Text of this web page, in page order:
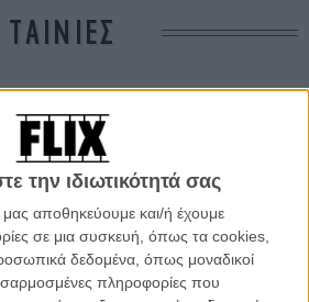
την ιδιωτικότητά σας
μας αποθηκεύουμε και/ή έχουμε
σε μια συσκευή, όπως τα cookies,
δεδομένα, όπως μοναδικοί
πληροφορίες που
ΤΑΙΝΙΕΣ
ταινιών.
ΑΡΘΡΑ
Πρώτα πλάνα από την ταινία